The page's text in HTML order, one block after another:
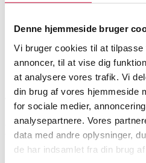
Denne hjemmeside bruger
Vi bruger cookies til at tilpasse
annoncer, til at vise dig
at analysere vores trafik. Vi
din brug af vores hjemmeside
for sociale medier,
analysepartnere. Vores
data med andre oplysninger,
de har indsamlet fra din brug
2 små skrin af
SHOWROOM
Aarhus
VURDERING
DKK 2.400
Beskrivelse